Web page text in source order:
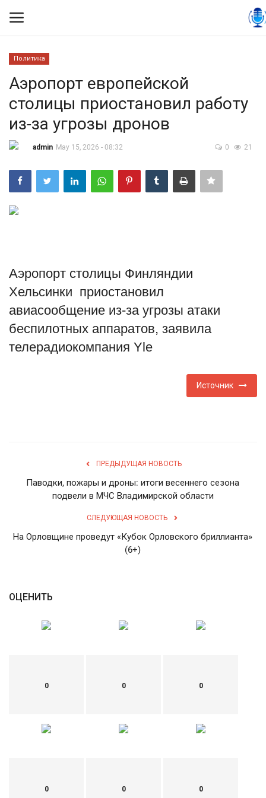
Контакты
Правила размещения
Экономика
Туризм
Недвижимость
Авто
Политика
Аэропорт европейской
столицы приостановил работу
из-за угрозы дронов
admin May 15, 2026 - 08:32 0 21
Аэропорт столицы Финляндии
Хельсинки приостановил
авиасообщение из-за угрозы атаки
беспилотных аппаратов, заявила
телерадиокомпания Yle
Источник
ПРЕДЫДУЩАЯ НОВОСТЬ
Паводки, пожары и дроны: итоги весеннего сезона
подвели в МЧС Владимирской области
СЛЕДУЮЩАЯ НОВОСТЬ
На Орловщине проведут «Кубок Орловского бриллианта»
(6+)
ОЦЕНИТЬ
0 0 0
0 0 0